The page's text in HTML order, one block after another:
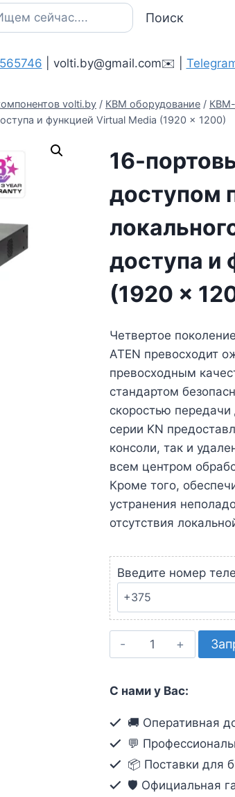
Поиск
| volti.by@gmail.com✉️ |
volti.by / КВМ оборудование /
и функцией Virtual Media (1920 x 1200)
16-
доступом
доступа и
(1920 x
Четвертое
ATEN превосходит
превосходным
стандартом
скоростью
серии KN
консоли, так и
всем центром
Кроме того,
устранения
отсутствия
Введите номер
Количество
товара
портовый
коммутатор
с
доступом
по
С нами у Вас:
🚚 Оперативная
💬
📦 Поставки для
🛡️ Официальная